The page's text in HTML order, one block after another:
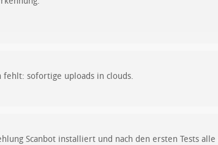
sofortige uploads in clouds.
Scanbot installiert und nach den ersten Tests alle